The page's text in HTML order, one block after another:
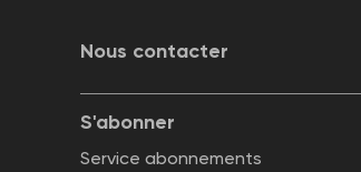
Nous contacter
S'abonner
Service abonnements